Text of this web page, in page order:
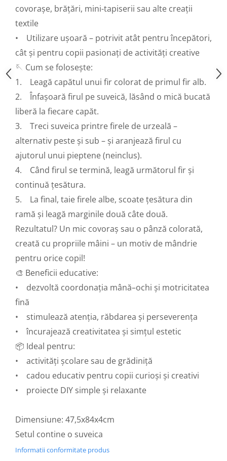
Panglici decor
Aplice decor
Sticla
Platouri
Sticlute
Altele
Stampile, sigilii
Baze stampile
Stampile lemn
Stampile silicon
Ustensile, aparate
Cutter, trimmer
Perforatoare
Pistoale de lipit
Traforaj, pirogravura
Polistiren
Hartie creponata
Materiale textile
Articole din bumbac
Modele termoadezive
Saculeti
Design cofetarie
Mozaic
Pictura pe fata si corp
Vopsea pentru fata si corp
covorașe, brățări, mini-tapiserii sau alte creații
textile
• Utilizare ușoară – potrivit atât pentru începători,
cât și pentru copii pasionați de activități creative
🪡 Cum se folosește:
1. Leagă capătul unui fir colorat de primul fir alb.
2. Înfașoară firul pe suveică, lăsând o mică bucată
liberă la fiecare capăt.
3. Treci suveica printre firele de urzeală –
alternativ peste și sub – și aranjează firul cu
ajutorul unui pieptene (neinclus).
4. Când firul se termină, leagă următorul fir și
continuă țesătura.
5. La final, taie firele albe, scoate țesătura din
ramă și leagă marginile două câte două.
Rezultatul? Un mic covoraș sau o pânză colorată,
creată cu propriile mâini – un motiv de mândrie
pentru orice copil!
🎨 Beneficii educative:
• dezvoltă coordonația mână–ochi și motricitatea
fină
• stimulează atenția, răbdarea și perseverența
• încurajează creativitatea și simțul estetic
📦 Ideal pentru:
• activități școlare sau de grădiniță
• cadou educativ pentru copii curioși și creativi
• proiecte DIY simple și relaxante
Dimensiune: 47,5x84x4cm
Setul contine o suveica
Informatii conformitate produs